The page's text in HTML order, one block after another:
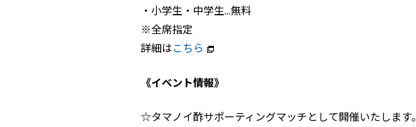
・小学生・中学生...無料
※全席指定
詳細はこちら
《イベント情報》
☆タマノイ酢サポーティングマッチとして開催いたします。